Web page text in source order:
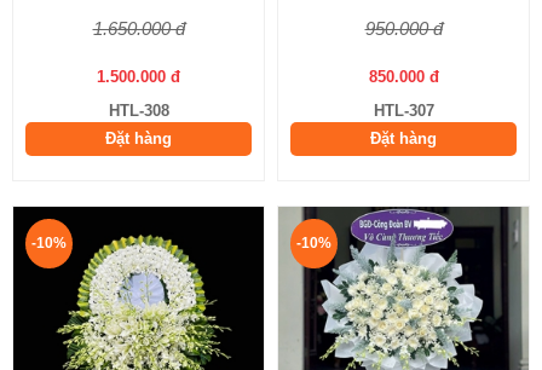
1.650.000 đ
1.500.000 đ
HTL-308
Đặt hàng
950.000 đ
850.000 đ
HTL-307
Đặt hàng
-10% -10%